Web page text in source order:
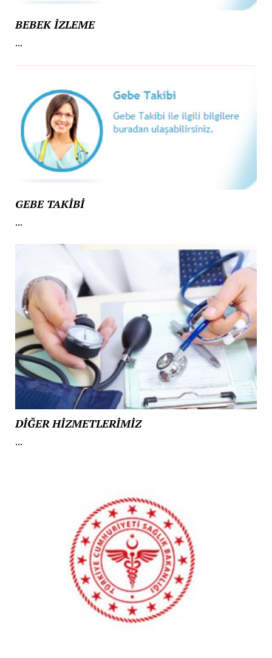
BEBEK İZLEME
...
GEBE TAKİBİ
...
DİĞER HİZMETLERİMİZ
...